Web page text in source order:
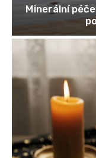
Minerální